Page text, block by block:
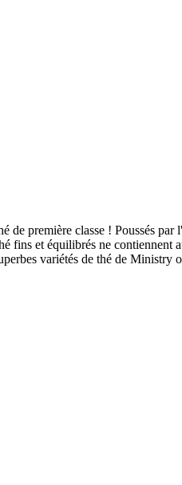
première classe ! Poussés par
fins et équilibrés ne
variétés de thé de Ministry